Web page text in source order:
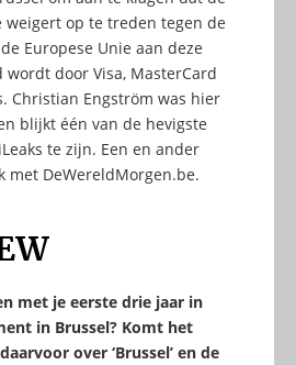
weigert op te treden tegen de
Europese Unie aan deze
door Visa, MasterCard
Christian Engström was hier
blijkt één van de hevigste
te zijn. Een en ander
met DeWereldMorgen.be.
met je eerste drie jaar in
in Brussel? Komt het
over ‘Brussel’ en de